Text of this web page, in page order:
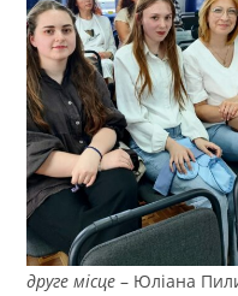
друге місце– Юліана